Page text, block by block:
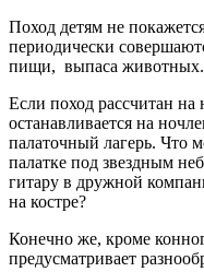
Поход детям не
периодически
пищи, выпаса животных.
Если поход рассчитан на
останавливается на
палаточный лагерь. Что
палатке под звездным
гитару в дружной
на костре?
Конечно же, кроме
предусматривает